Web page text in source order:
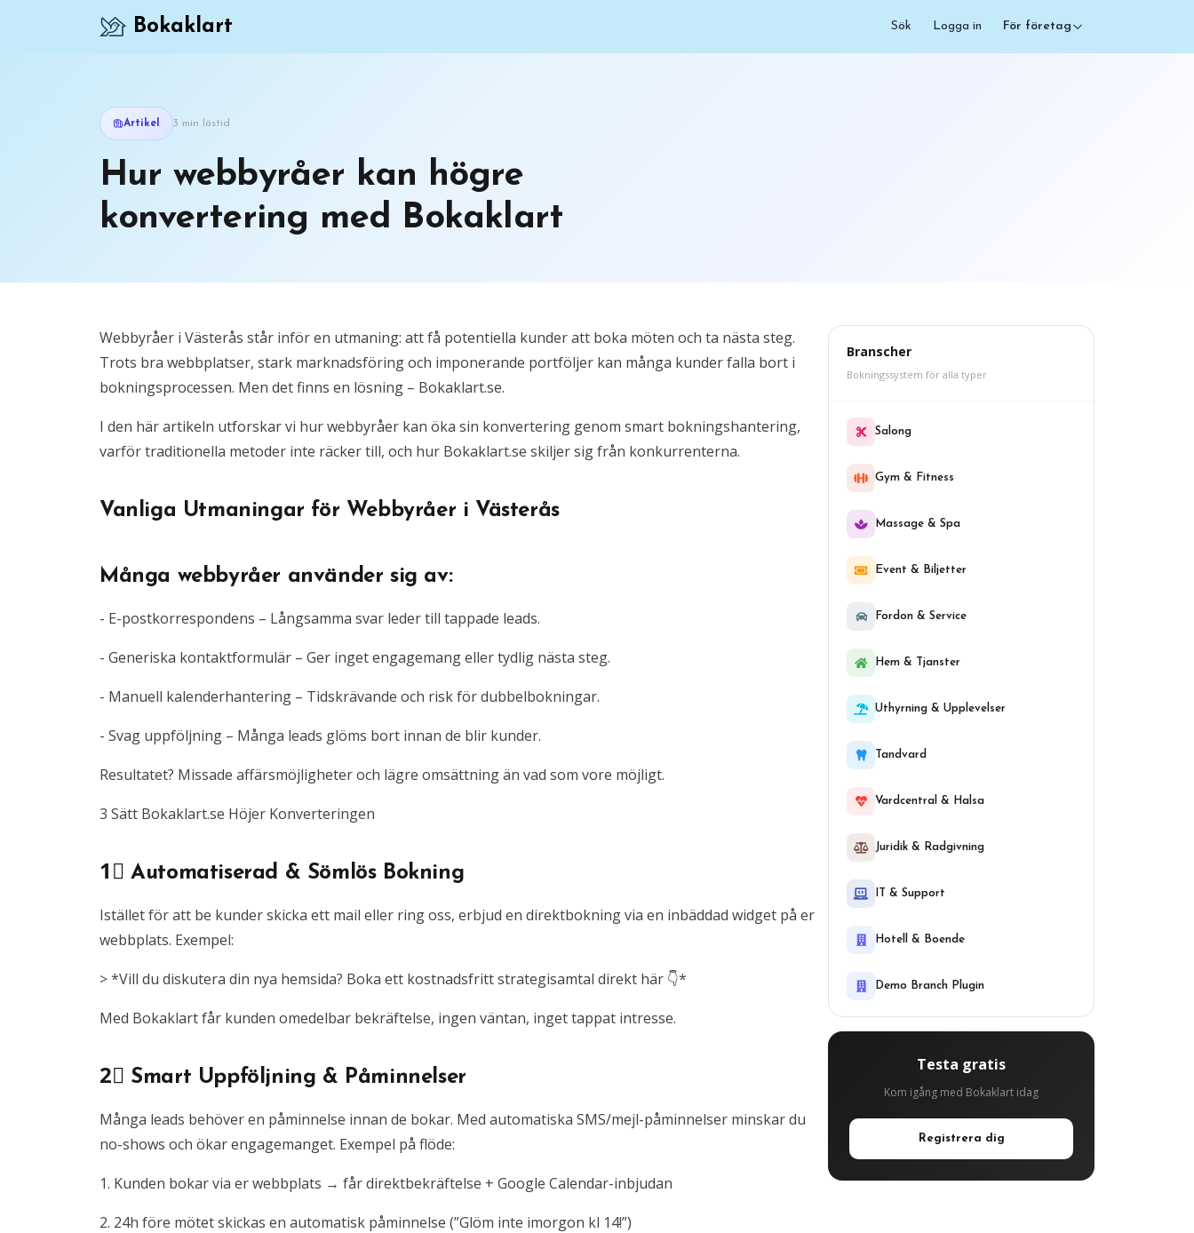
Bokaklart Sök Logga in För företag
Artikel 3 min lästid
Hur webbyråer kan högre
konvertering med Bokaklart
Webbyråer i Västerås står inför en utmaning: att få potentiella kunder att boka möten och ta nästa steg.
Trots bra webbplatser, stark marknadsföring och imponerande portföljer kan många kunder falla bort i
bokningsprocessen. Men det finns en lösning – Bokaklart.se.
I den här artikeln utforskar vi hur webbyråer kan öka sin konvertering genom smart bokningshantering,
varför traditionella metoder inte räcker till, och hur Bokaklart.se skiljer sig från konkurrenterna.
Vanliga Utmaningar för Webbyråer i Västerås
Många webbyråer använder sig av:
- E-postkorrespondens – Långsamma svar leder till tappade leads.
- Generiska kontaktformulär – Ger inget engagemang eller tydlig nästa steg.
- Manuell kalenderhantering – Tidskrävande och risk för dubbelbokningar.
- Svag uppföljning – Många leads glöms bort innan de blir kunder.
Resultatet? Missade affärsmöjligheter och lägre omsättning än vad som vore möjligt.
3 Sätt Bokaklart.se Höjer Konverteringen
1⃣ Automatiserad & Sömlös Bokning
Istället för att be kunder skicka ett mail eller ring oss, erbjud en direktbokning via en inbäddad widget på er
webbplats. Exempel:
> *Vill du diskutera din nya hemsida? Boka ett kostnadsfritt strategisamtal direkt här 👇*
Med Bokaklart får kunden omedelbar bekräftelse, ingen väntan, inget tappat intresse.
2⃣ Smart Uppföljning & Påminnelser
Många leads behöver en påminnelse innan de bokar. Med automatiska SMS/mejl-påminnelser minskar du
no-shows och ökar engagemanget. Exempel på flöde:
1. Kunden bokar via er webbplats → får direktbekräftelse + Google Calendar-inbjudan
2. 24h före mötet skickas en automatisk påminnelse (”Glöm inte imorgon kl 14!”)
Branscher
Bokningssystem för alla typer
Salong
Gym & Fitness
Massage & Spa
Event & Biljetter
Fordon & Service
Hem & Tjanster
Uthyrning & Upplevelser
Tandvard
Vardcentral & Halsa
Juridik & Radgivning
IT & Support
Hotell & Boende
Demo Branch Plugin
Testa gratis
Kom igång med Bokaklart idag
Registrera dig